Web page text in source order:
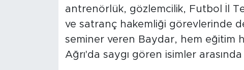
antrenörlük, gözlemcilik, Futbol İl
ve satranç hakemliği görevlerinde
seminer veren Baydar, hem eğitim
Ağrı'da saygı gören isimler arasında